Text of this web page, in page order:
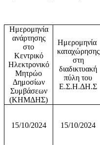
Ημερομηνία
ανάρτησης
στο
Κεντρικό
Ηλεκτρονικό
Μητρώο
Δημοσίων
Συμβάσεων
(ΚΗΜΔΗΣ)
Ημερομηνία
καταχώρησης
στη
διαδικτυακή
πύλη του
Ε.Σ.Η.ΔΗ.Σ
15/10/2024 15/10/2024